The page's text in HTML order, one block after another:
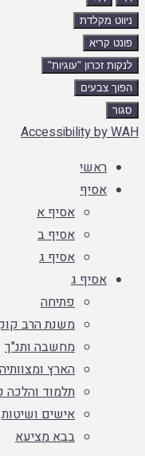
ניווט מקלדת
פונט קריא
לנקות זכרון "עוגיות"
הפוך צבעים
סגור
Accessibility by WAH
ראשי
אסיף
אסיף א
אסיף ב
אסיף ג
אסיף ג
פתיחה
משנת הרב
מחשבה ותנ"ך
הארץ ומצוותיה
תלמוד והלכה
אישים ושיטות
בבא מציעא